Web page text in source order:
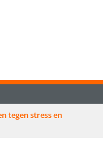
tegen stress en